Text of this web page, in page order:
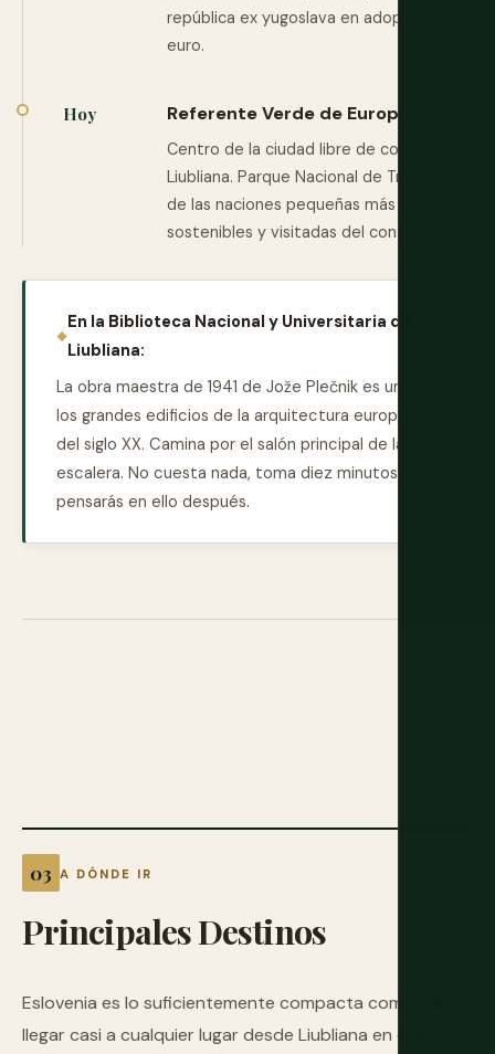
república ex yugoslava en adoptar el
euro.
Hoy Referente Verde de Europa
Centro de la ciudad libre de coches en
Liubliana. Parque Nacional de Triglav. Una
de las naciones pequeñas más
sostenibles y visitadas del continente.
En la Biblioteca Nacional y Universitaria de
Liubliana:
La obra maestra de 1941 de Jože Plečnik es uno de
los grandes edificios de la arquitectura europea
del siglo XX. Camina por el salón principal de la
escalera. No cuesta nada, toma diez minutos y
pensarás en ello después.
A DÓNDE IR
PrincipalesDestinos
Eslovenia es lo suficientemente compacta como para
llegar casi a cualquier lugar desde Liubliana en dos